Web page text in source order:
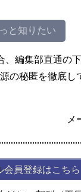
と知りたい
編集部直通の
の秘匿を徹底し
メ
会員登録はこちら